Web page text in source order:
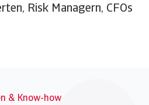
Risk Managern, CFOs
& Know-how